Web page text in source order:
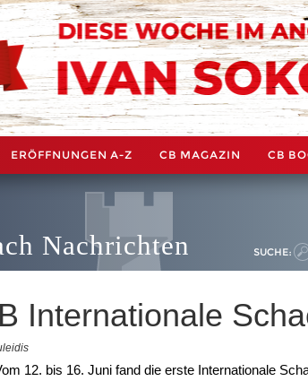
ERÖFFNUNGEN A-Z CB MAGAZIN CB
Nachrichten SUCHE:
Internationale
12. bis 16. Juni fand die erste Internationale